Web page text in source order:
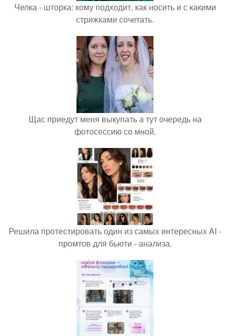
Челка - шторка: кому подходит, как носить и с какими
стрижками сочетать.
Щас приедут меня выкупать а тут очередь на
фотосессию со мной.
Решила протестировать один из самых интересных AI -
промтов для бьюти - анализа.